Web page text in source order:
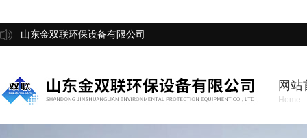
山东金双联环保设备有限公司
网站
Home